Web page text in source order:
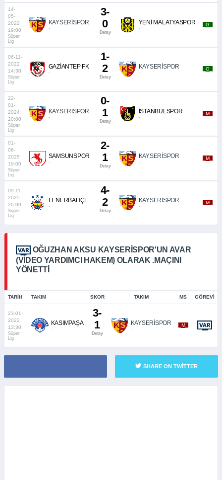
14-
05-
2022
19:00
Süper
Lig
KAYSERİSPOR
-
3-
0
Detay
YENİ MALATYASPOR
-
_G_
06-11-
2022
14:30
Süper
Lig
GAZİANTEP FK
-
1-
2
Detay
KAYSERİSPOR
-
_G_
22-
01-
2024
20:00
Süper
Lig
KAYSERİSPOR
-
0-
1
Detay
İSTANBULSPOR
-
_M_
01-
06-
2025
19:00
Süper
Lig
SAMSUNSPOR
-
2-
1
Detay
KAYSERİSPOR
-
_M_
09-11-
2025
20:00
Süper
Lig
FENERBAHÇE
-
4-
2
Detay
KAYSERİSPOR
-
_M_
OĞUZHAN AKSU KAYSERISPOR'UN AVAR
(VIDEO YARDIMCI HAKEM) OLARAK .MAÇINI
YÖNETTI
TARIH TAKIM SKOR TAKIM MS GÖREVI
23-01-
2022
13:30
Süper
Lig
KASIMPAŞA
-
3-
1
Detay
KAYSERİSPOR
-
_M_
SHARE ON TWITTER